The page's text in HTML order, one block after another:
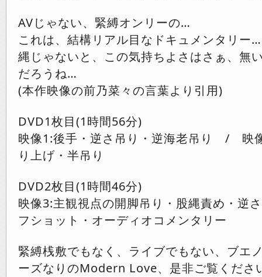
AVじゃない、緊縛オンリーの…
これは、結構リアル目なドキュメンタリー…
縄じゃないと、この気持ちよさはさぁ、無
だろうね…
(本作映像の前乃菜々の言葉より引用)
DVD1枚目(1時間56分)
映像1:後手・逆さ吊り・逆海老吊り / 映
り上げ・半吊り
DVD2枚目(1時間46分)
映像3:主観視点の開脚吊り・股縄責め・
フショット・オーディオコメンタリー
緊縛桟敷でもなく、ライブでもない、ブエ
ーズなりのModern Love、是非ご覧くださ